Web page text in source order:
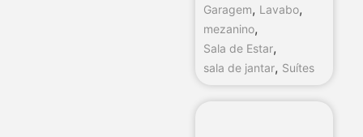
Garagem, Lavabo,
mezanino,
Sala de Estar,
sala de jantar, Suítes